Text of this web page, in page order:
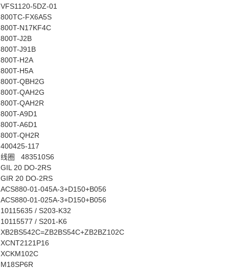
VFS1120-5DZ-01
800TC-FX6A5S
800T-N17KF4C
800T-J2B
800T-J91B
800T-H2A
800T-H5A
800T-QBH2G
800T-QAH2G
800T-QAH2R
800T-A9D1
800T-A6D1
800T-QH2R
400425-117
线圈 483510S6
GIL 20 DO-2RS
GIR 20 DO-2RS
ACS880-01-045A-3+D150+B056
ACS880-01-025A-3+D150+B056
10115635 / S203-K32
10115577 / S201-K6
XB2BS542C=ZB2BS54C+ZB2BZ102C
XCNT2121P16
XCKM102C
M18SP6R